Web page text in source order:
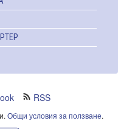
RSS
Общи условия за ползване.